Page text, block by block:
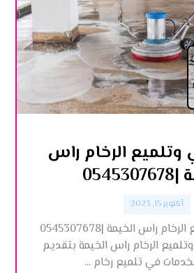
الرخام راس
أكتوبر 15, 2023
شركة جلي وتلميع الرخام راس الخيمة |0545307678
الرخام راس الخيمة بتقديم
في تلميع رخام ...